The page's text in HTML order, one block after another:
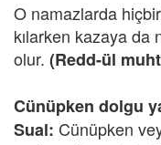
O namazlarda
kılarken kazaya da
olur. (Redd-ül
Cünüpken dolgu
Sual: Cünüpken